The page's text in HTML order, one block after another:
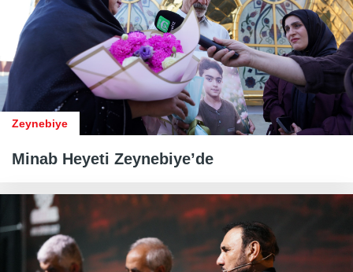
Zeynebiye
Minab Heyeti Zeynebiye’de